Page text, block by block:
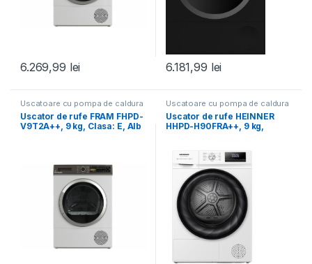
6.269,99 lei 6.181,99 lei
Uscatoare cu pompa de caldura
Uscator de rufe FRAM FHPD-
V9T2A++, 9 kg, Clasa: E, Alb
Uscatoare cu pompa de caldura
Uscator de rufe HEINNER
HHPD-H90FRA++, 9 kg,